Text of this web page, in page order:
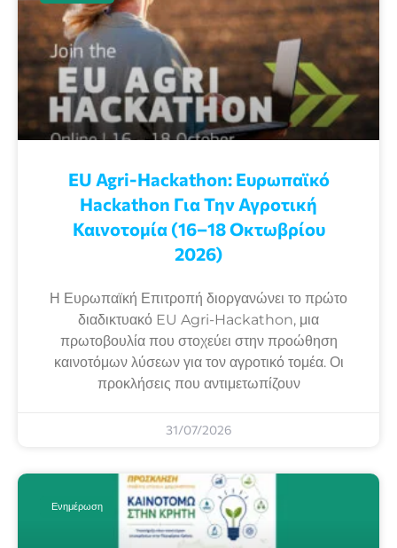
EU Agri-Hackathon: Eυρωπαϊκό
Ηackathon Για Την Αγροτική
Καινοτομία (16–18 Οκτωβρίου
2026)
Η Ευρωπαϊκή Επιτροπή διοργανώνει το πρώτο
διαδικτυακό EU Agri-Hackathon, μια
πρωτοβουλία που στοχεύει στην προώθηση
καινοτόμων λύσεων για τον αγροτικό τομέα. Οι
προκλήσεις που αντιμετωπίζουν
31/07/2026
Ενημέρωση